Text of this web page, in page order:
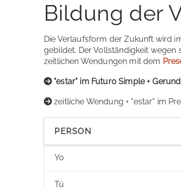
Bildung der
Die Verlaufsform der Zukunft wird
gebildet. Der Vollständigkeit
zeitlichen Wendungen mit dem
"estar" im Futuro Simple +
zeitliche Wendung + "estar" im
PERSON
Yo
Tú